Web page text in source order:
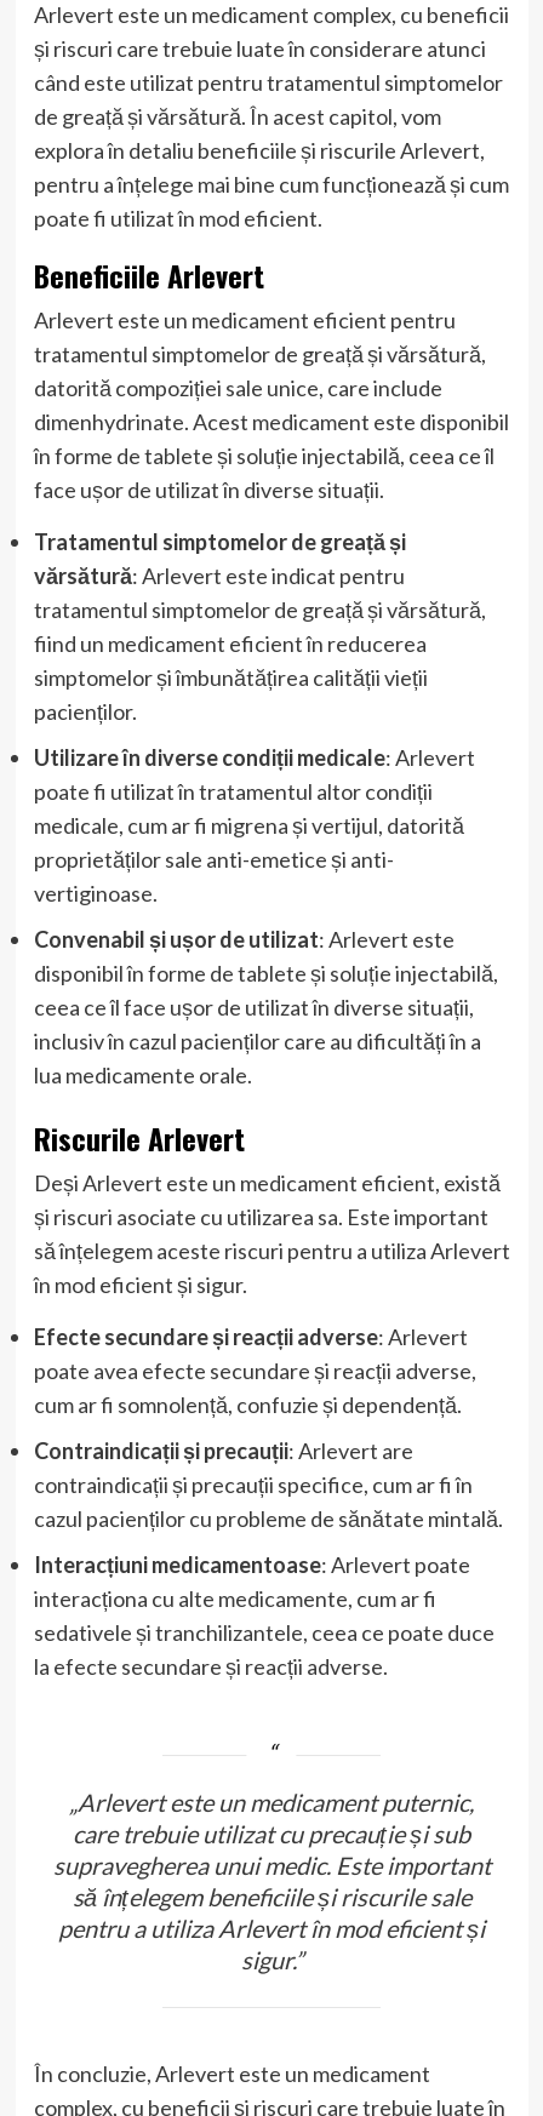
Arlevert este un medicament complex, cu beneficii
și riscuri care trebuie luate în considerare atunci
când este utilizat pentru tratamentul simptomelor
de greață și vărsătură. În acest capitol, vom
explora în detaliu beneficiile și riscurile Arlevert,
pentru a înțelege mai bine cum funcționează și cum
poate fi utilizat în mod eficient.
Beneficiile Arlevert
Arlevert este un medicament eficient pentru
tratamentul simptomelor de greață și vărsătură,
datorită compoziției sale unice, care include
dimenhydrinate. Acest medicament este disponibil
în forme de tablete și soluție injectabilă, ceea ce îl
face ușor de utilizat în diverse situații.
Tratamentul simptomelor de greață și
vărsătură: Arlevert este indicat pentru
tratamentul simptomelor de greață și vărsătură,
fiind un medicament eficient în reducerea
simptomelor și îmbunătățirea calității vieții
pacienților.
Utilizare în diverse condiții medicale: Arlevert
poate fi utilizat în tratamentul altor condiții
medicale, cum ar fi migrena și vertijul, datorită
proprietăților sale anti-emetice și anti-
vertiginoase.
Convenabil și ușor de utilizat: Arlevert este
disponibil în forme de tablete și soluție injectabilă,
ceea ce îl face ușor de utilizat în diverse situații,
inclusiv în cazul pacienților care au dificultăți în a
lua medicamente orale.
Riscurile Arlevert
Deși Arlevert este un medicament eficient, există
și riscuri asociate cu utilizarea sa. Este important
să înțelegem aceste riscuri pentru a utiliza Arlevert
în mod eficient și sigur.
Efecte secundare și reacții adverse: Arlevert
poate avea efecte secundare și reacții adverse,
cum ar fi somnolență, confuzie și dependență.
Contraindicații și precauții: Arlevert are
contraindicații și precauții specifice, cum ar fi în
cazul pacienților cu probleme de sănătate mintală.
Interacțiuni medicamentoase: Arlevert poate
interacționa cu alte medicamente, cum ar fi
sedativele și tranchilizantele, ceea ce poate duce
la efecte secundare și reacții adverse.
„Arlevert este un medicament puternic,
care trebuie utilizat cu precauție și sub
supravegherea unui medic. Este important
să înțelegem beneficiile și riscurile sale
pentru a utiliza Arlevert în mod eficient și
sigur.”
În concluzie, Arlevert este un medicament
complex, cu beneficii și riscuri care trebuie luate în